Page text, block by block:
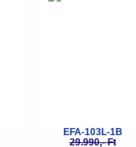
EFA-103L-1B
29.990,- Ft